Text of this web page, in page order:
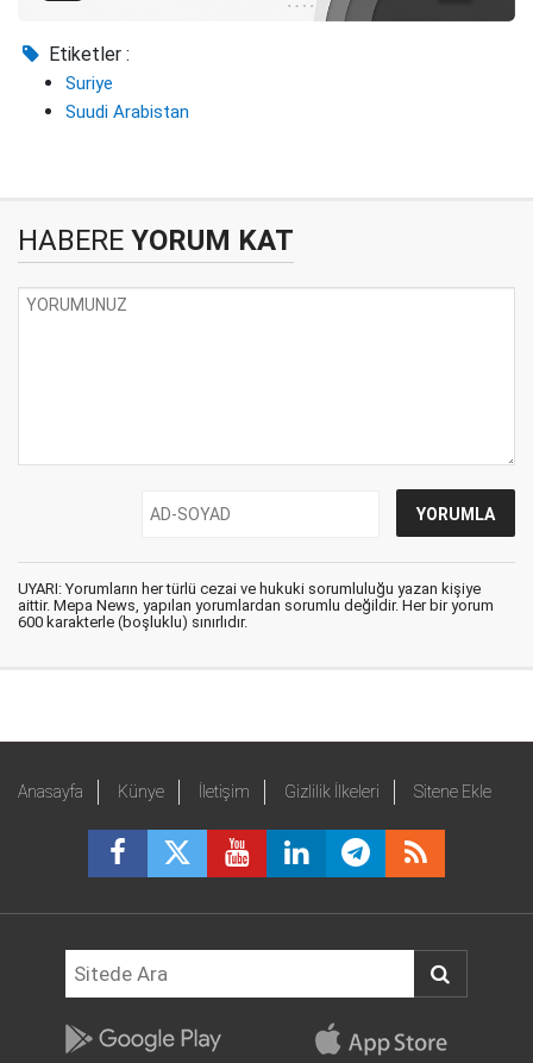
Etiketler :
Suriye
Suudi Arabistan
HABERE YORUM KAT
UYARI: Yorumların her türlü cezai ve hukuki sorumluluğu yazan kişiye
aittir. Mepa News, yapılan yorumlardan sorumlu değildir. Her bir yorum
600 karakterle (boşluklu) sınırlıdır.
Anasayfa Künye İletişim Gizlilik İlkeleri Sitene Ekle